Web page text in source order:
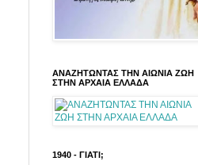
ΑΝΑΖΗΤΩΝΤΑΣ ΤΗΝ ΑΙΩΝΙΑ ΖΩΗ
ΣΤΗΝ ΑΡΧΑΙΑ ΕΛΛΑΔΑ
1940 - ΓΙΑΤΙ;